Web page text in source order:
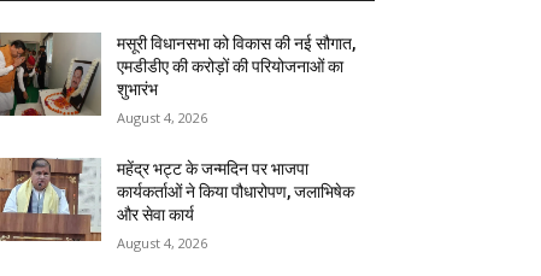
मसूरी विधानसभा को विकास की नई सौगात,
एमडीडीए की करोड़ों की परियोजनाओं का
शुभारंभ
August 4, 2026
महेंद्र भट्ट के जन्मदिन पर भाजपा
कार्यकर्ताओं ने किया पौधारोपण, जलाभिषेक
और सेवा कार्य
August 4, 2026